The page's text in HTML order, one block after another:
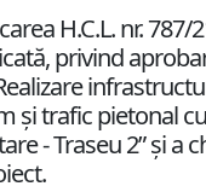
H.C.L. nr.
privind
şi trafic pietonal
- Traseu 2” și a